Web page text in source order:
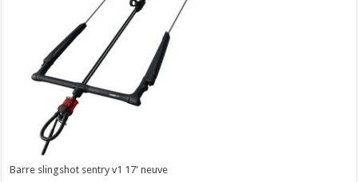
Barre slingshot sentry v1 17' neuve